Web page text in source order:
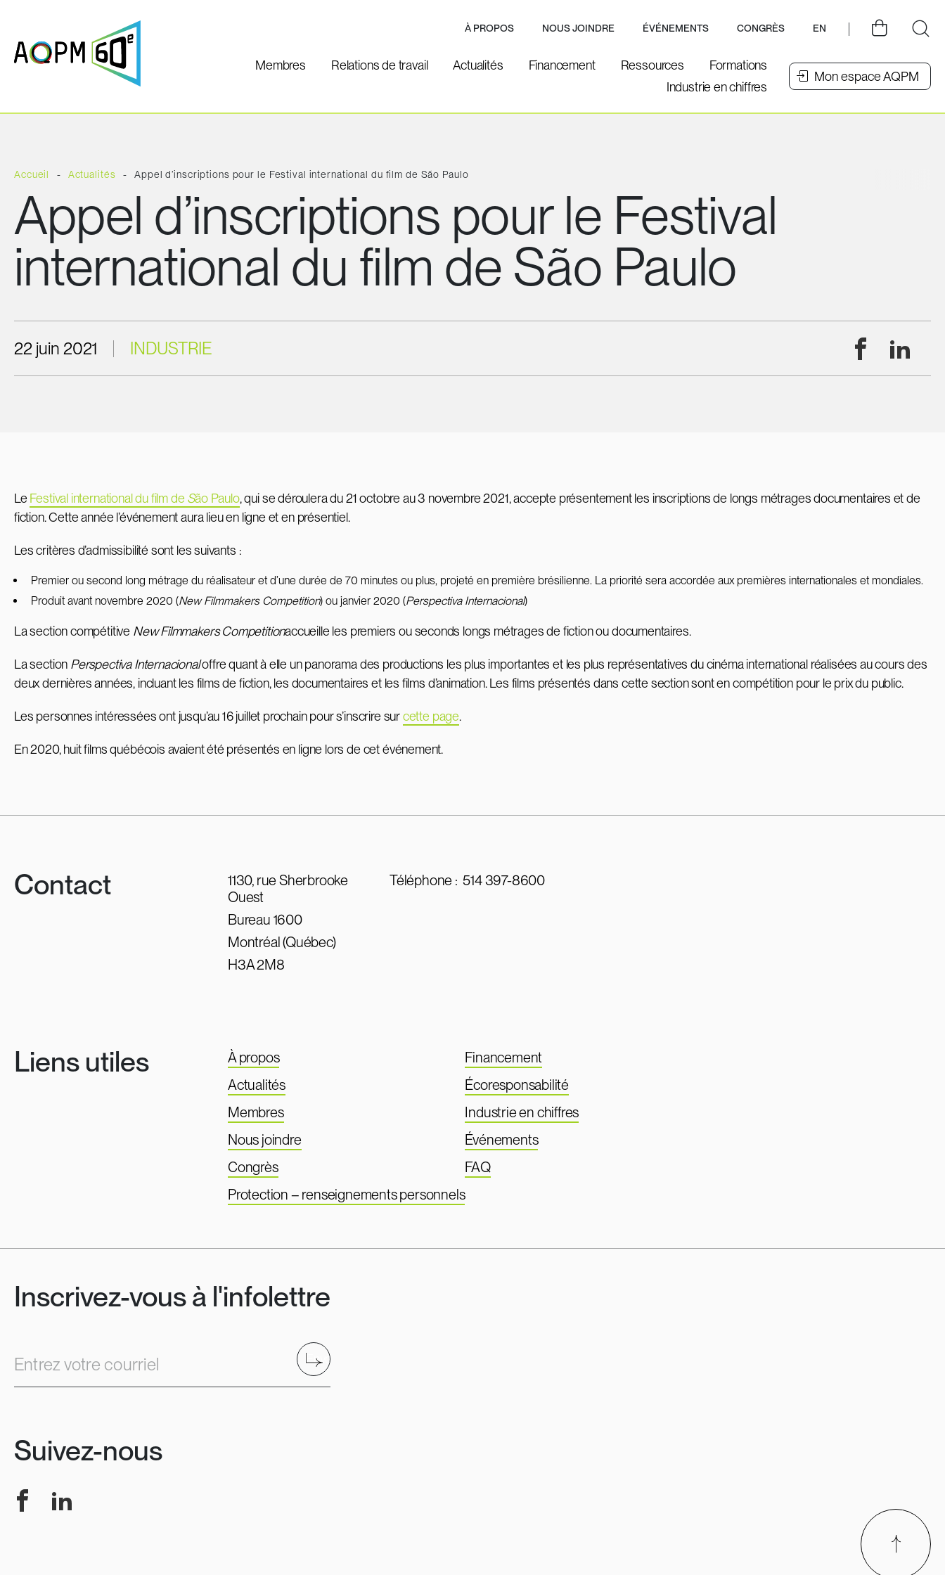
À PROPOS NOUS JOINDRE ÉVÉNEMENTS CONGRÈS EN
Membres Relations de travail Actualités Financement Ressources
Formations
Industrie en chiffres
Mon espace AQPM
Accueil Actualités Appel d’inscriptions pour le Festival international du film de São Paulo
Appel d’inscriptions pour le Festival
international du film de São Paulo
22 juin 2021 INDUSTRIE Facebook
Le Festival international du film de São Paulo, qui se déroulera du 21 octobre au 3 novembre 2021, accepte présentement les inscriptions de longs métrages documentaires et de
fiction. Cette année l’événement aura lieu en ligne et en présentiel.
Les critères d’admissibilité sont les suivants :
Premier ou second long métrage du réalisateur et d’une durée de 70 minutes ou plus, projeté en première brésilienne. La priorité sera accordée aux premières internationales et mondiales.
Produit avant novembre 2020 (New Filmmakers Competition) ou janvier 2020 (Perspectiva Internacional)
La section compétitive New Filmmakers Competitionaccueille les premiers ou seconds longs métrages de fiction ou documentaires.
La section Perspectiva Internacionaloffre quant à elle un panorama des productions les plus importantes et les plus représentatives du cinéma international réalisées au cours des
deux dernières années, incluant les films de fiction, les documentaires et les films d’animation. Les films présentés dans cette section sont en compétition pour le prix du public.
Les personnes intéressées ont jusqu’au 16 juillet prochain pour s’inscrire surcette page.
En 2020, huit films québécois avaient été présentés en ligne lors de cet événement.
Contact
1130, rue Sherbrooke
Ouest
Bureau 1600
Montréal (Québec)
H3A 2M8
Téléphone :514 397-8600
Liens utiles
À propos
Actualités
Membres
Nous joindre
Congrès
Protection – renseignements personnels
Financement
Écoresponsabilité
Industrie en chiffres
Événements
FAQ
Inscrivez-vous à l'infolettre
Entrez votre courriel Envoyer
Suivez-nous
FacebookLinkedIn